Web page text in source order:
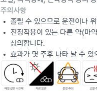
주의사항
졸릴 수 있으므로 운전이나
진정작용이 있는 다른 약(마
상의합니다.
효과가 몇 주후 나타 날 수 있